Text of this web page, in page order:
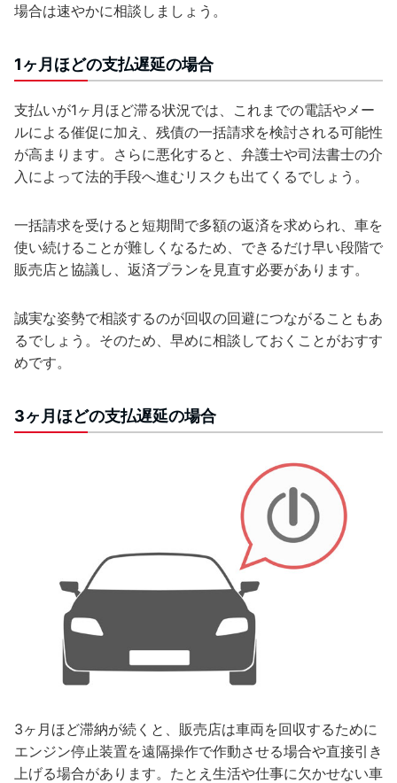
場合は速やかに相談しましょう。
1ヶ月ほどの支払遅延の場合
支払いが1ヶ月ほど滞る状況では、これまでの電話やメー
ルによる催促に加え、残債の一括請求を検討される可能性
が高まります。さらに悪化すると、弁護士や司法書士の介
入によって法的手段へ進むリスクも出てくるでしょう。
一括請求を受けると短期間で多額の返済を求められ、車を
使い続けることが難しくなるため、できるだけ早い段階で
販売店と協議し、返済プランを見直す必要があります。
誠実な姿勢で相談するのが回収の回避につながることもあ
るでしょう。そのため、早めに相談しておくことがおすす
めです。
3ヶ月ほどの支払遅延の場合
3ヶ月ほど滞納が続くと、販売店は車両を回収するために
エンジン停止装置を遠隔操作で作動させる場合や直接引き
上げる場合があります。たとえ生活や仕事に欠かせない車